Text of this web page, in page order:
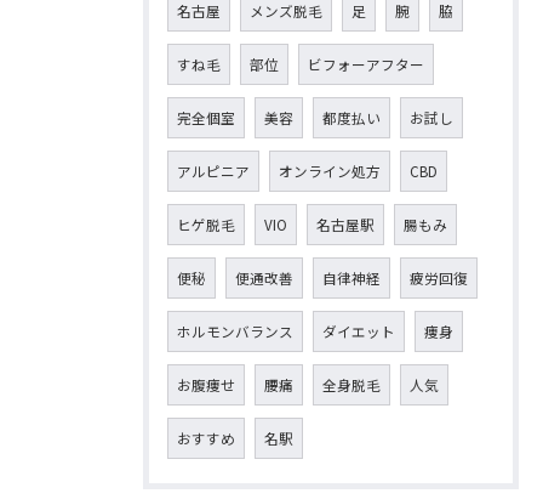
名古屋 メンズ脱毛 足 腕 脇
すね毛 部位 ビフォーアフター
完全個室 美容 都度払い お試し
アルピニア オンライン処方 CBD
ヒゲ脱毛 VIO 名古屋駅 腸もみ
便秘 便通改善 自律神経 疲労回復
ホルモンバランス ダイエット 痩身
お腹痩せ 腰痛 全身脱毛 人気
おすすめ 名駅